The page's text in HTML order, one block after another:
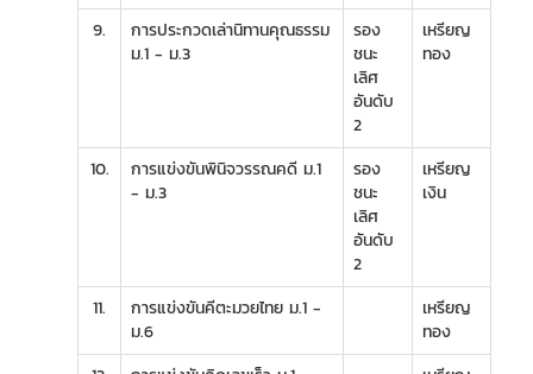
9.
การประกวดเล่านิทานคุณธรรม
ม.1 - ม.3
รอง
ชนะ
เลิศ
อันดับ
2
เหรียญ
ทอง
10.
การแข่งขันพินิจวรรณคดี ม.1
- ม.3
รอง
ชนะ
เลิศ
อันดับ
2
เหรียญ
เงิน
11.
การแข่งขันคีตะมวยไทย ม.1 -
ม.6
เหรียญ
ทอง